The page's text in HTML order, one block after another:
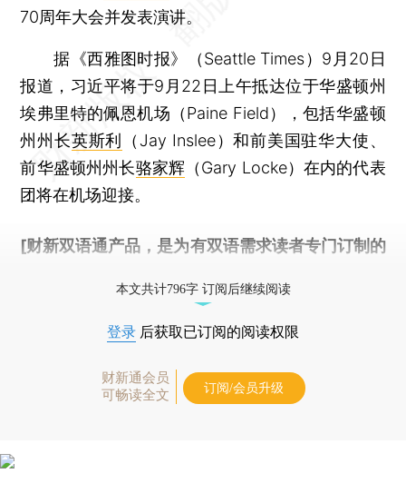
70周年大会并发表演讲。
据《西雅图时报》（Seattle Times）9月20日
报道，习近平将于9月22日上午抵达位于华盛顿州
埃弗里特的佩恩机场（Paine Field），包括华盛顿
州州长英斯利
（Jay Inslee）和前美国驻华大使、
前华盛顿州州长骆家辉 （Gary Locke）在内的代表
团将在机场迎接。
[财新双语通产品，是为有双语需求读者专门订制的
本文共计796字 订阅后继续阅读
登录 后获取已订阅的阅读权限
财新通会员
可畅读全文
订阅/会员升级